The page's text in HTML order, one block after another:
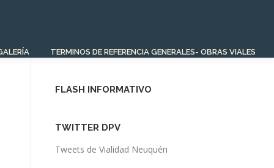
TERMINOS DE REFERENCIA GENERALES- OBRAS VIALES
FLASH INFORMATIVO
TWITTER DPV
Tweets de Vialidad Neuquén